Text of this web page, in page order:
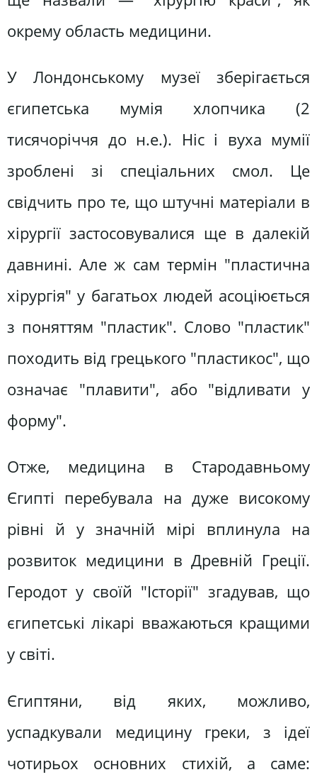
окрему область медицини.
У Лондонському музеї зберігається
єгипетська мумія хлопчика (2
тисячоріччя до н.е.). Ніс і вуха мумії
зроблені зі спеціальних смол. Це
свідчить про те, що штучні матеріали в
хірургії застосовувалися ще в далекій
давнині. Але ж сам термін "пластична
хірургія" у багатьох людей асоціюється
з поняттям "пластик". Слово "пластик"
походить від грецького "пластикос", що
означає "плавити", або "відливати у
форму".
Отже, медицина в Стародавньому
Єгипті перебувала на дуже високому
рівні й у значній мірі вплинула на
розвиток медицини в Древній Греції.
Геродот у своїй "Історії" згадував, що
єгипетські лікарі вважаються кращими
у світі.
Єгиптяни, від яких, можливо,
успадкували медицину греки, з ідеї
чотирьох основних стихій, а саме: